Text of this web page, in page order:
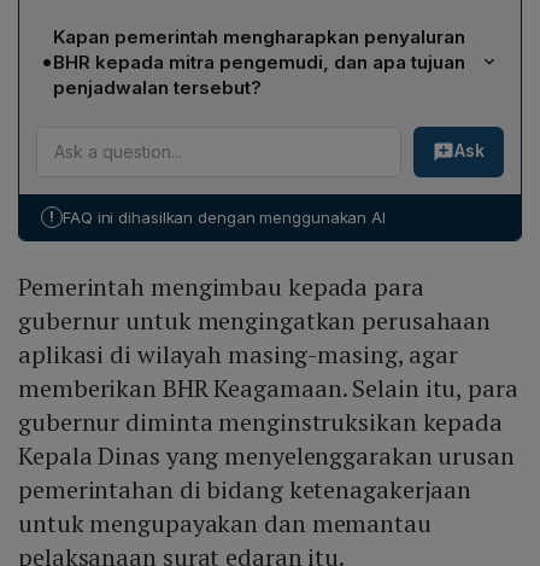
Total anggaran yang digelontorkan aplikator untuk BHR
tahun 2026 mencapai Rp 220 miliar, dua kali lipat
dibandingkan alokasi tahun lalu yang berada di kisaran
Rp 105‑110 miliar.
•
Kapan pemerintah mengharapkan penyaluran
BHR kepada mitra pengemudi, dan apa tujuan
penjadwalan tersebut?
Penyaluran BHR diharapkan dimulai paling awal H‑14
dan paling lambat H‑7 sebelum Idul Fitri, guna
membantu mitra memenuhi kebutuhan dan menjaga
Ask
! FAQ ini dihasilkan dengan menggunakan AI
Pemerintah mengimbau kepada para
gubernur untuk mengingatkan perusahaan
aplikasi di wilayah masing-masing, agar
memberikan BHR Keagamaan. Selain itu, para
gubernur diminta menginstruksikan kepada
Kepala Dinas yang menyelenggarakan urusan
pemerintahan di bidang ketenagakerjaan
untuk mengupayakan dan memantau
pelaksanaan surat edaran itu.